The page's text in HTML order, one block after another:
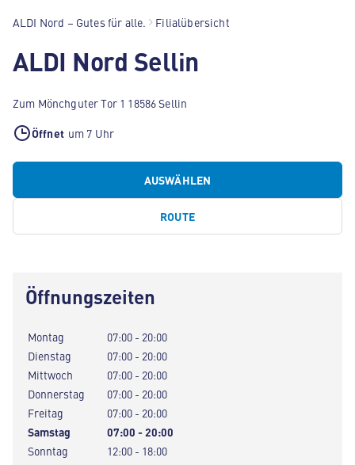
ALDI Nord – Gutes für alle. Filialübersicht
ALDI Nord Sellin
Zum Mönchguter Tor 1 18586 Sellin
Öffnet um 7 Uhr
AUSWÄHLEN
ROUTE
Öffnungszeiten
Montag
07:00 - 20:00
Dienstag
07:00 - 20:00
Mittwoch
07:00 - 20:00
Donnerstag
07:00 - 20:00
Freitag
07:00 - 20:00
Samstag
07:00 - 20:00
Sonntag
12:00 - 18:00